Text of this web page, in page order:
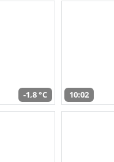
-1,8 °C 10:02